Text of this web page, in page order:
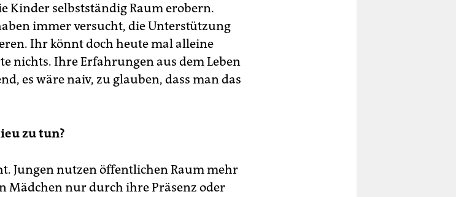
Kinder selbstständig Raum erobern.
immer versucht, die Unterstützung
Ihr könnt doch heute mal alleine
nichts. Ihre Erfahrungen aus dem Leben
es wäre naiv, zu glauben, dass man das
zu tun?
Jungen nutzen öffentlichen Raum mehr
Mädchen nur durch ihre Präsenz oder